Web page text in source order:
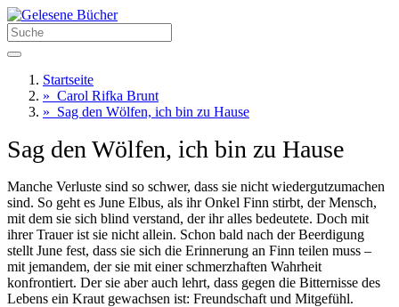
Startseite
» Carol Rifka Brunt
» Sag den Wölfen, ich bin zu Hause
Sag den Wölfen, ich bin zu Hause
Manche Verluste sind so schwer, dass sie nicht wiedergutzumachen
sind. So geht es June Elbus, als ihr Onkel Finn stirbt, der Mensch,
mit dem sie sich blind verstand, der ihr alles bedeutete. Doch mit
ihrer Trauer ist sie nicht allein. Schon bald nach der Beerdigung
stellt June fest, dass sie sich die Erinnerung an Finn teilen muss –
mit jemandem, der sie mit einer schmerzhaften Wahrheit
konfrontiert. Der sie aber auch lehrt, dass gegen die Bitternisse des
Lebens ein Kraut gewachsen ist: Freundschaft und Mitgefühl.